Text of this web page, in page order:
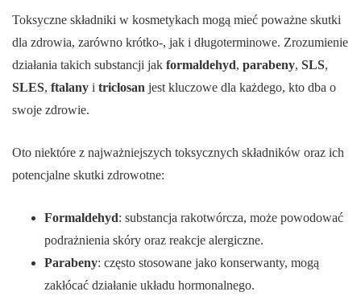
Toksyczne składniki w kosmetykach mogą mieć poważne skutki
dla zdrowia, zarówno krótko-, jak i długoterminowe. Zrozumienie
działania takich substancji jak formaldehyd, parabeny, SLS,
SLES, ftalany i triclosan jest kluczowe dla każdego, kto dba o
swoje zdrowie.
Oto niektóre z najważniejszych toksycznych składników oraz ich
potencjalne skutki zdrowotne:
Formaldehyd: substancja rakotwórcza, może powodować
podrażnienia skóry oraz reakcje alergiczne.
Parabeny: często stosowane jako konserwanty, mogą
zakłócać działanie układu hormonalnego.